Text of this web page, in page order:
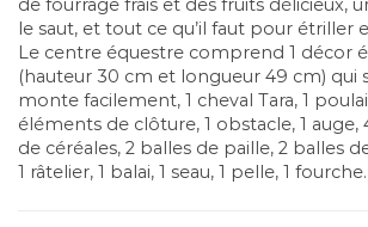
de fourrage frais et des fruits délicieux,
le saut, et tout ce qu’il faut pour étriller
Le centre équestre comprend 1 décor
(hauteur 30 cm et longueur 49 cm) qui
monte facilement, 1 cheval Tara, 1
éléments de clôture, 1 obstacle, 1 auge,
de céréales, 2 balles de paille, 2 balles
1 râtelier, 1 balai, 1 seau, 1 pelle, 1 fourche.